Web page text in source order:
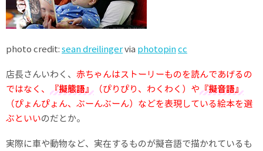
photo credit:sean dreilingervia photopincc
店長さんいわく、 赤ちゃんはストーリーものを読んであげるの
ではなく、 『擬態語』 （ぴりぴり、わくわく）や『擬音語』
（ぴょんぴょん、ぶーんぶーん）などを表現している絵本を選
ぶといいのだとか。
実際に車や動物など、実在するものが擬音語で描かれているも